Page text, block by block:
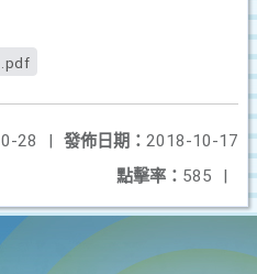
發佈日期： 2018-10-17
28
|
點擊率： 585 |